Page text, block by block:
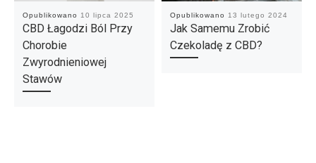
Opublikowano 10 lipca 2025
CBD Łagodzi Ból Przy
Chorobie
Zwyrodnieniowej
Stawów
Opublikowano 13 lutego 2024
Jak Samemu Zrobić
Czekoladę z CBD?